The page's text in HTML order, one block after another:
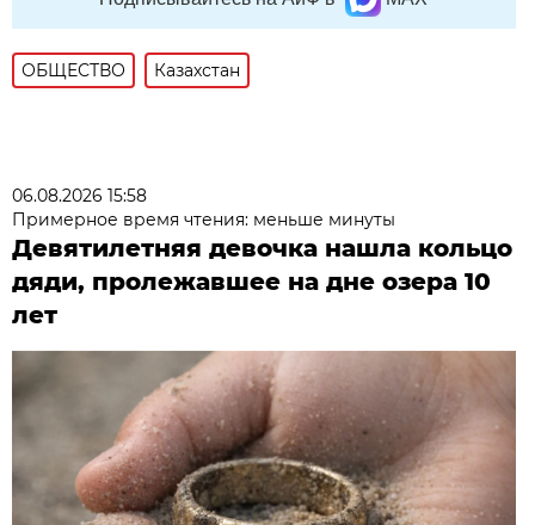
ОБЩЕСТВО Казахстан
06.08.2026 15:58
Примерное время чтения: меньше минуты
Девятилетняя девочка нашла кольцо
дяди, пролежавшее на дне озера 10
лет